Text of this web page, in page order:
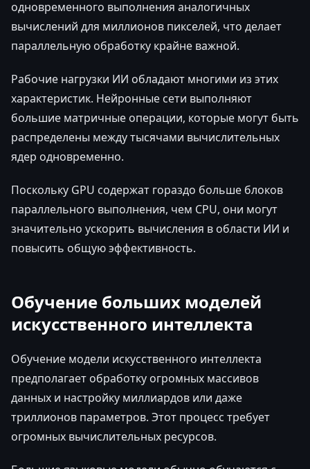
одновременного выполнения аналогичных
вычислений для миллионов пикселей, что делает
параллельную обработку крайне важной.
Рабочие нагрузки ИИ обладают многими из этих
характеристик. Нейронные сети выполняют
большие матричные операции, которые могут быть
распределены между тысячами вычислительных
ядер одновременно.
Поскольку GPU содержат гораздо больше блоков
параллельного выполнения, чем CPU, они могут
значительно ускорить вычисления в области ИИ и
повысить общую эффективность.
Обучение больших моделей
искусственного интеллекта
Обучение модели искусственного интеллекта
предполагает обработку огромных массивов
данных и настройку миллиардов или даже
триллионов параметров. Этот процесс требует
огромных вычислительных ресурсов.